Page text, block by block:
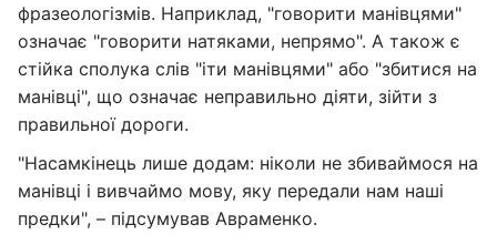
фразеологізмів. Наприклад, "говорити манівцями"
означає "говорити натяками, непрямо". А також є
стійка сполука слів "іти манівцями" або "збитися на
манівці", що означає неправильно діяти, зійти з
правильної дороги.
"Насамкінець лише додам: ніколи не збиваймося на
манівці і вивчаймо мову, яку передали нам наші
предки", – підсумував Авраменко.